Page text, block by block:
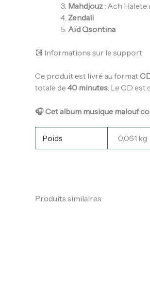
Mahdjouz : Ach Halete
Zendali
Aïd Qsontina
💽 Informations sur le support
Ce produit est livré au format
totale de 40 minutes . Le CD
🎧 Cetalbum musique malouf
Poids 0,061 kg
Produits similaires